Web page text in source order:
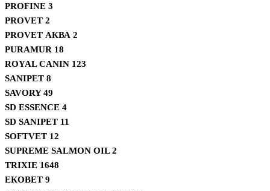
PROFINE 3
PROVET 2
PROVET АКВА 2
PURAMUR 18
ROYAL CANIN 123
SANIPET 8
SAVORY49
SD ESSENCE 4
SD SANIPET 11
SOFTVET 12
SUPREME SALMON OIL2
TRIXIE 1648
ЕКОВЕТ 9